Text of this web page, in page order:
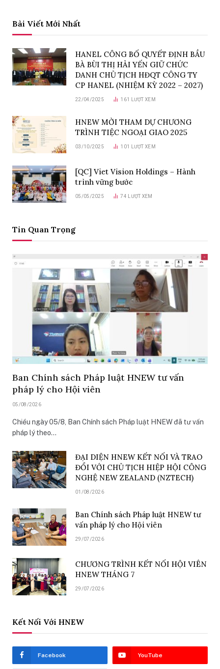
Bài Viết Mới Nhất
HANEL CÔNG BỐ QUYẾT ĐỊNH BẦU
BÀ BÙI THỊ HẢI YẾN GIỮ CHỨC
DANH CHỦ TỊCH HĐQT CÔNG TY
CP HANEL (NHIỆM KỲ 2022 – 2027)
22/04/2025 161 LƯỢT XEM
HNEW MỜI THAM DỰ CHƯƠNG
TRÌNH TIỆC NGOẠI GIAO 2025
03/10/2025 101 LƯỢT XEM
[QC] Viet Vision Holdings – Hành
trình vững bước
05/05/2025 74 LƯỢT XEM
Tin Quan Trọng
Ban Chính sách Pháp luật HNEW tư vấn
pháp lý cho Hội viên
05/08/2026
Chiều ngày 05/8, Ban Chính sách Pháp luật HNEW đã tư vấn
pháp lý theo…
ĐẠI DIỆN HNEW KẾT NỐI VÀ TRAO
ĐỔI VỚI CHỦ TỊCH HIỆP HỘI CÔNG
NGHỆ NEW ZEALAND (NZTECH)
01/08/2026
Ban Chính sách Pháp luật HNEW tư
vấn pháp lý cho Hội viên
29/07/2026
CHƯƠNG TRÌNH KẾT NỐI HỘI VIÊN
HNEW THÁNG 7
29/07/2026
Kết Nối Với HNEW
Facebook YouTube